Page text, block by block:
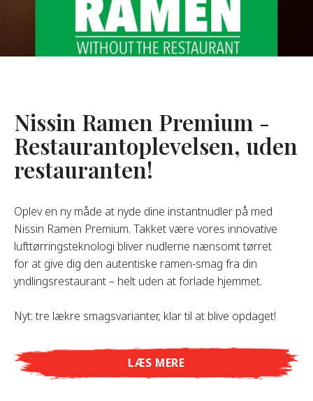
Ofte
Nissin Ramen Premium -
Restaurantoplevelsen, uden
restauranten!
Oplev en ny måde at nyde dine instantnudler på med
Nissin Ramen Premium. Takket være vores innovative
lufttørringsteknologi bliver nudlerne nænsomt tørret
for at give dig den autentiske ramen-smag fra din
yndlingsrestaurant – helt uden at forlade hjemmet.
Nyt: tre lækre smagsvarianter, klar til at blive opdaget!
LÆS MERE